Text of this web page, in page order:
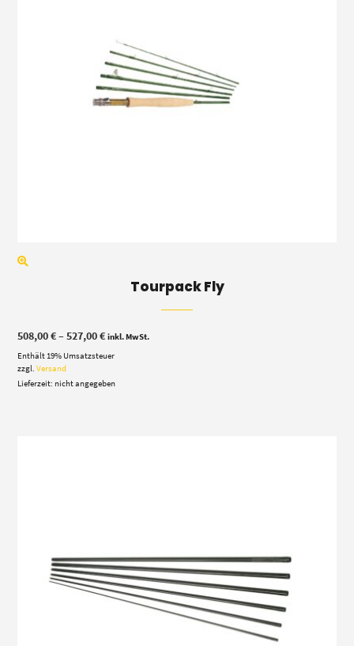
Tourpack Fly
508,00€–527,00€Preisspanne:
bis
inkl. MwSt.
Enthält 19% Umsatzsteuer
zzgl.Versand
Lieferzeit: nicht angegeben